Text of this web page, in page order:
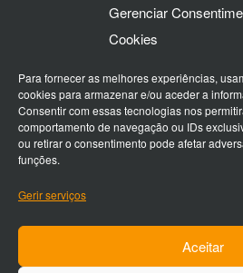
Gerenciar
Cookies
Para fornecer as melhores experiências,
cookies para armazenar e/ou aceder a
Consentir com essas tecnologias nos
comportamento de navegação ou IDs
ou retirar o consentimento pode afetar
funções.
Gerir serviços
Aceitar
geral@desertspirit.pt
Siga-nos na redes sociais: